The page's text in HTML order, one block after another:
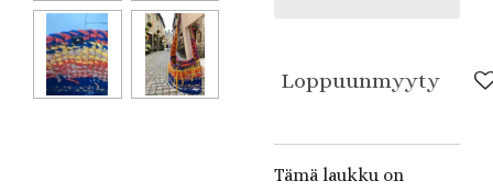
Loppuunmyyty
Tämä laukku on